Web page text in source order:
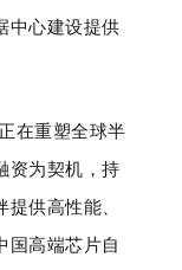
中心建设提供
在重塑全球半
资为契机，持
供高性能、
国高端芯片自